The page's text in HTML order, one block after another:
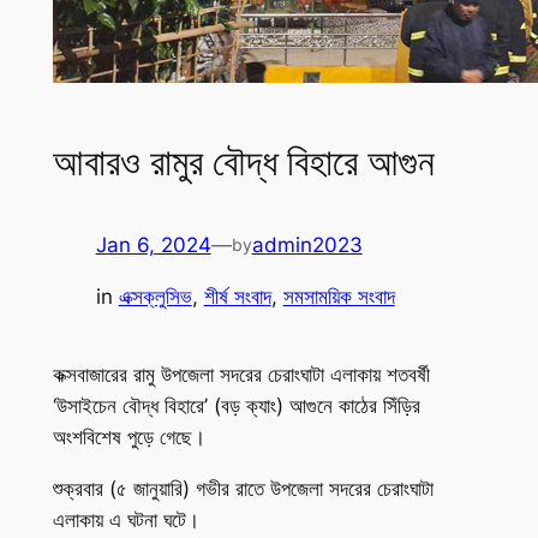
আবারও রামুর বৌদ্ধ বিহারে আগুন
Jan 6, 2024—byadmin2023
in এক্সক্লুসিভ, শীর্ষ সংবাদ, সমসাময়িক সংবাদ
কক্সবাজারের রামু উপজেলা সদরের চেরাংঘাটা এলাকায় শতবর্ষী
‘উসাইচেন বৌদ্ধ বিহারে’ (বড় ক্যাং) আগুনে কাঠের সিঁড়ির
অংশবিশেষ পুড়ে গেছে।
শুক্রবার (৫ জানুয়ারি) গভীর রাতে উপজেলা সদরের চেরাংঘাটা
এলাকায় এ ঘটনা ঘটে।